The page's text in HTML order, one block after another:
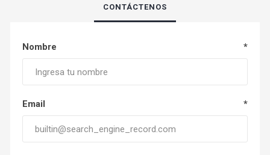
CONTÁCTENOS
Nombre *
Email *